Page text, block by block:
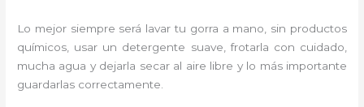
Lo mejor siempre será lavar tu gorra a mano, sin productos
químicos, usar un detergente suave, frotarla con cuidado,
mucha agua y dejarla secar al aire libre y lo más importante
guardarlas correctamente.